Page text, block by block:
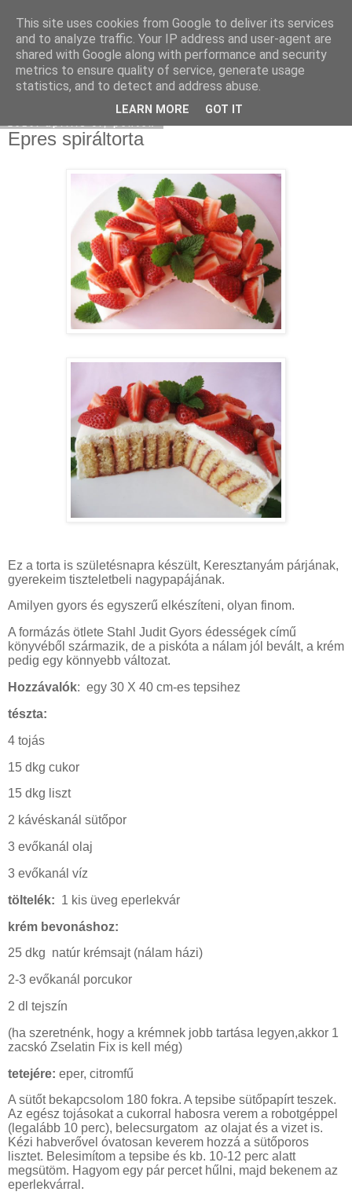
Moha Konyha
Epres spiráltorta
Ez a torta is születésnapra készült, Keresztanyám párjának,
gyerekeim tiszteletbeli nagypapájának.
Amilyen gyors és egyszerű elkészíteni, olyan finom.
A formázás ötlete Stahl Judit Gyors édességek című
könyvéből származik, de a piskóta a nálam jól bevált, a krém
pedig egy könnyebb változat.
Hozzávalók: egy 30 X 40 cm-es tepsihez
tészta:
4 tojás
15 dkg cukor
15 dkg liszt
2 kávéskanál sütőpor
3 evőkanál olaj
3 evőkanál víz
töltelék: 1 kis üveg eperlekvár
krém bevonáshoz:
25 dkg natúr krémsajt (nálam házi)
2-3 evőkanál porcukor
2 dl tejszín
(ha szeretnénk, hogy a krémnek jobb tartása legyen,akkor 1
zacskó Zselatin Fix is kell még)
tetejére: eper, citromfű
A sütőt bekapcsolom 180 fokra. A tepsibe sütőpapírt teszek.
Az egész tojásokat a cukorral habosra verem a robotgéppel
(legalább 10 perc), belecsurgatom az olajat és a vizet is.
Kézi habverővel óvatosan keverem hozzá a sütőporos
lisztet. Belesimítom a tepsibe és kb. 10-12 perc alatt
megsütöm. Hagyom egy pár percet hűlni, majd bekenem az
eperlekvárral.
This site uses cookies from Google to deliver its services
and to analyze traffic. Your IP address and user-agent are
shared with Google along with performance and security
metrics to ensure quality of service, generate usage
statistics, and to detect and address abuse.
LEARN MORE GOT IT